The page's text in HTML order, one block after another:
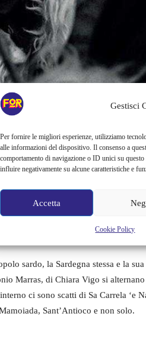
Gestisci
Per fornire le migliori esperienze, utilizziamo
alle informazioni del dispositivo. Il consenso a
comportamento di navigazione o ID unici su
influire negativamente su alcune caratteristiche e
Accetta
Cookie Policy
dopo giorno con il passaparola
in volta nuovi volti e nuovi luoghi,
fotografica hanno fatto il
sardo, la Sardegna stessa e la
Marras, di Chiara Vigo si
ci sono scatti di Sa Carrela ‘e
Sant’Antioco e non solo.